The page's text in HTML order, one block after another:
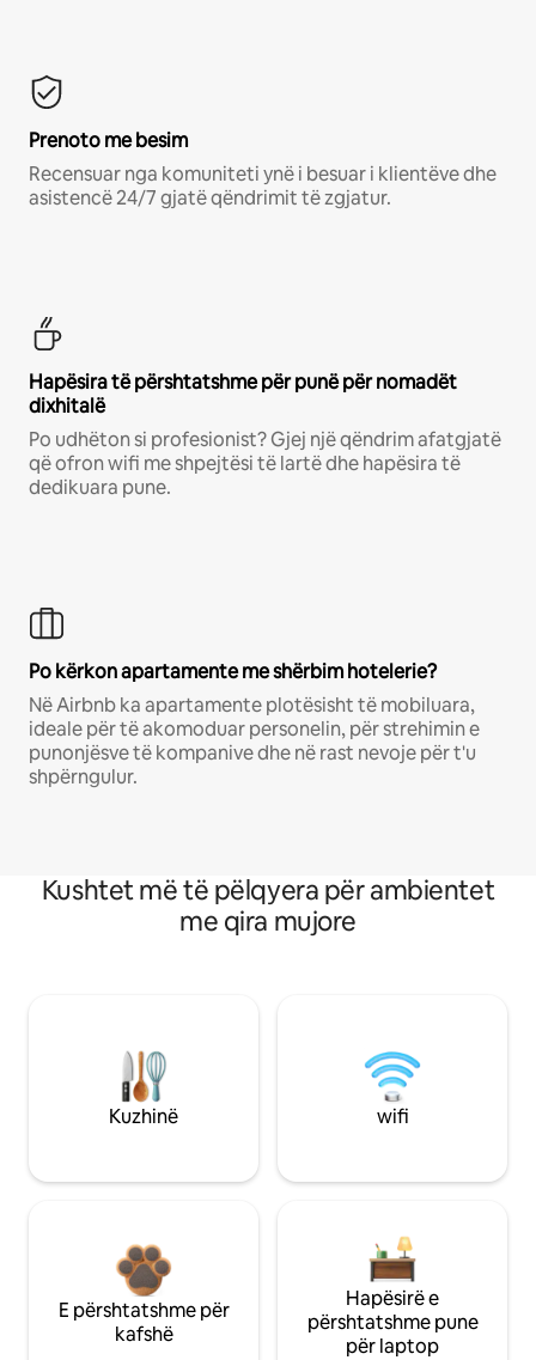
Prenoto me besim
Recensuar nga komuniteti ynë i besuar i klientëve dhe
asistencë 24/7 gjatë qëndrimit të zgjatur.
Hapësira të përshtatshme për punë për nomadët
dixhitalë
Po udhëton si profesionist? Gjej një qëndrim afatgjatë
që ofron wifi me shpejtësi të lartë dhe hapësira të
dedikuara pune.
Po kërkon apartamente me shërbim hotelerie?
Në Airbnb ka apartamente plotësisht të mobiluara,
ideale për të akomoduar personelin, për strehimin e
punonjësve të kompanive dhe në rast nevoje për t'u
shpërngulur.
Kushtet më të pëlqyera për ambientet
me qira mujore
Kuzhinë wifi
E përshtatshme për
kafshë
Hapësirë e
përshtatshme pune
për laptop